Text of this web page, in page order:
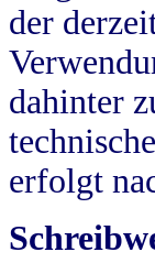
der
dahinter
erfolgt